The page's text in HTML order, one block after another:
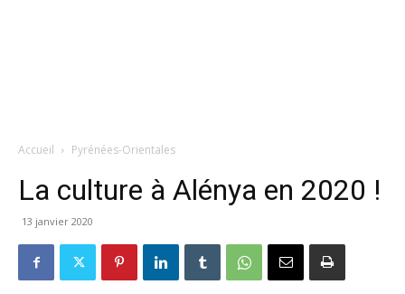
Accueil Pyrénées-Orientales
La culture à Alénya en 2020 !
13 janvier 2020